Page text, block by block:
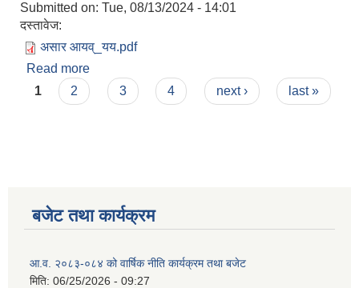
Submitted on: Tue, 08/13/2024 - 14:01
दस्तावेज:
असार आयव्_यय.pdf
Read more
(असार)
Pages
1 2 3 4 next › last »
बजेट तथा कार्यक्रम
आ.व. २०८३-०८४ को वार्षिक नीति कार्यक्रम तथा बजेट
मिति: 06/25/2026 - 09:27